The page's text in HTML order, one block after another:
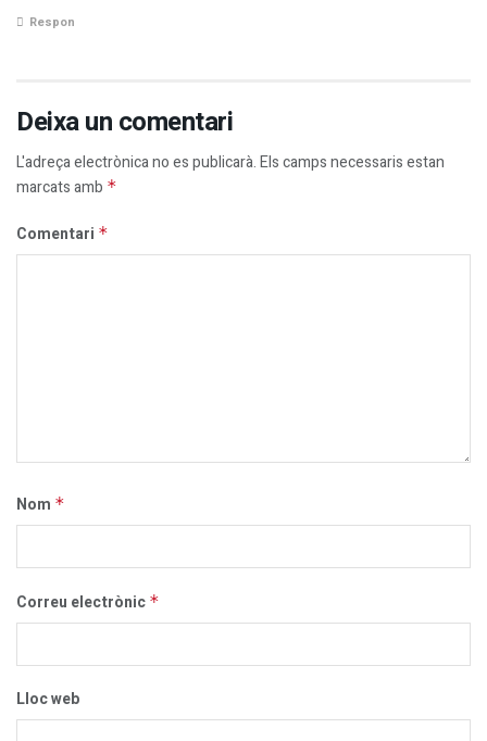
Respon
Deixa un comentari
L'adreça electrònica no es publicarà.Els camps necessaris estan
marcats amb *
Comentari *
Nom *
Correu electrònic *
Lloc web